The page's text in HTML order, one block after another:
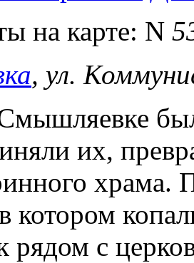
на карте: N
, ул.
их,
храма.
котором
рядом с